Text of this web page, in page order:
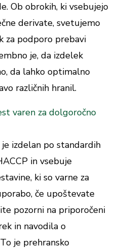
Ob obrokih, ki vsebujejo
derivate, svetujemo
za podporo prebavi
je, da izdelek
da lahko optimalno
različnih hranil.
varen za dolgoročno
izdelan po standardih
in vsebuje
ki so varne za
če upoštevate
pozorni na priporočeni
in navodila o
je prehransko